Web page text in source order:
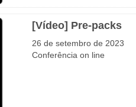
[Vídeo] Pre-packs
26 de setembro de 2023
Conferência on line